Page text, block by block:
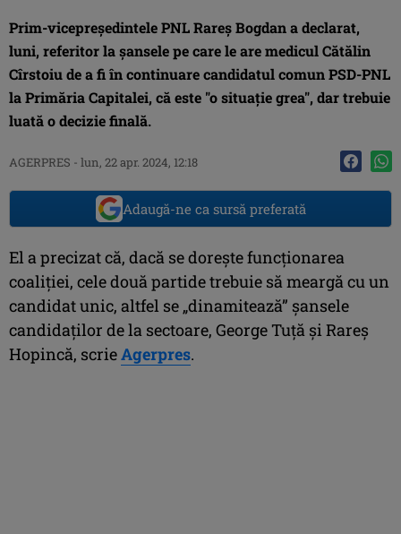
Prim-vicepreşedintele PNL Rareş Bogdan a declarat,
luni, referitor la şansele pe care le are medicul Cătălin
Cîrstoiu de a fi în continuare candidatul comun PSD-PNL
la Primăria Capitalei, că este "o situaţie grea", dar trebuie
luată o decizie finală.
AGERPRES - lun, 22 apr. 2024, 12:18
Adaugă-ne ca sursă preferată
El a precizat că, dacă se doreşte funcţionarea
coaliţiei, cele două partide trebuie să meargă cu un
candidat unic, altfel se „dinamitează” şansele
candidaţilor de la sectoare, George Tuţă şi Rareş
Hopincă, scrieAgerpres.